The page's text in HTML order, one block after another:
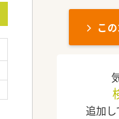
こ
追加